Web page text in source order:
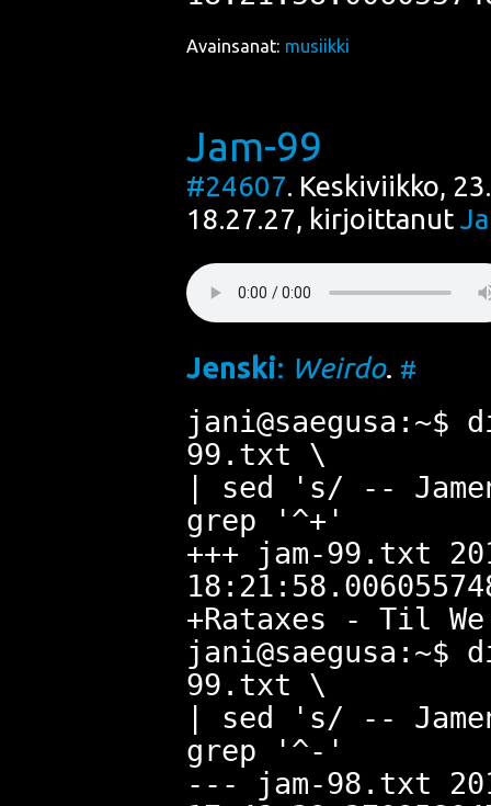
Avainsanat: musiikki
Jam-99
#24607. Keskiviikko,
18.27.27, kirjoittanut
Jens­ki: Weir­do. #
99.txt \
| sed 's/ --
grep '^+'
+++ jam-99.txt
+Rataxes - Til
99.txt \
| sed 's/ --
grep '^-'
--- jam-98.txt